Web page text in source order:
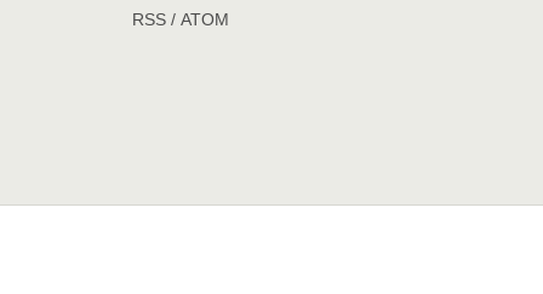
RSS/ ATOM